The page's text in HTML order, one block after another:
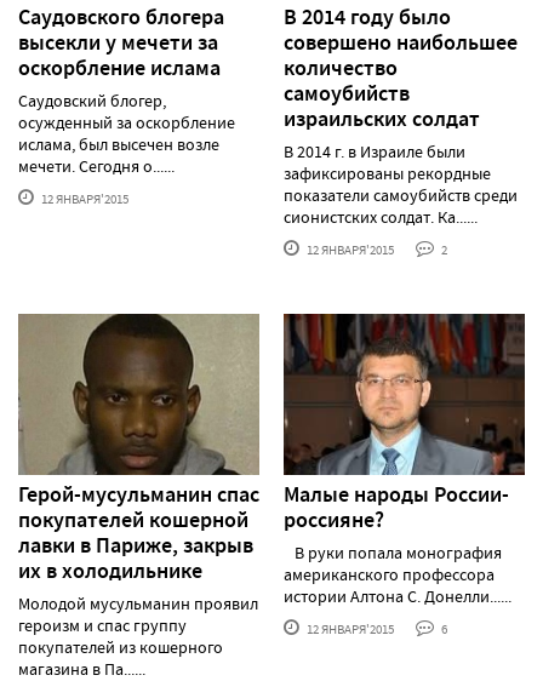
Саудовского блогера
высекли у мечети за
оскорбление ислама
Саудовский блогер,
осужденный за оскорбление
ислама, был высечен возле
мечети. Сегодня о......
12 ЯНВАРЯ'2015
В 2014 году было
совершено наибольшее
количество
самоубийств
израильских солдат
В 2014 г. в Израиле были
зафиксированы рекордные
показатели самоубийств среди
сионистских солдат. Ка......
12 ЯНВАРЯ'2015 2
Герой-мусульманин спас
покупателей кошерной
лавки в Париже, закрыв
их в холодильнике
Молодой мусульманин проявил
героизм и спас группу
покупателей из кошерного
магазина в Па......
Малые народы России-
россияне?
В руки попала монография
американского профессора
истории Алтона С. Донелли......
12 ЯНВАРЯ'2015 6